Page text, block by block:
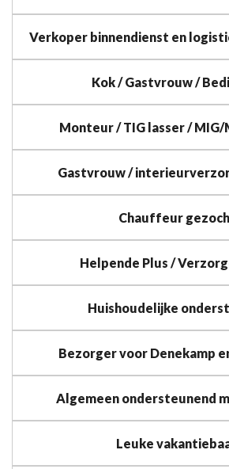
Verkoper binnendienst en
Kok / Gastvrouw /
Monteur / TIG lasser / MIG/
Gastvrouw /
Chauffeur
Helpende Plus /
Huishoudelijke
Bezorger voor Denekamp
Algemeen ondersteunend
Leuke